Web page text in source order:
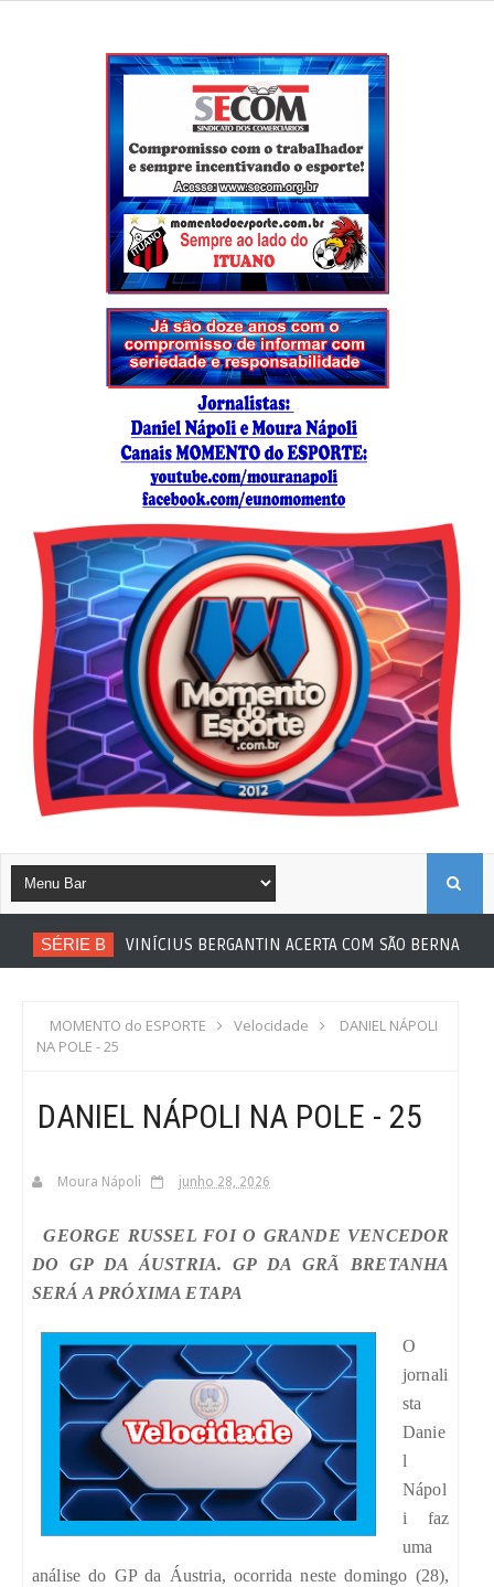
SÉRIE B VINÍCIUS BERGANTIN ACERTA COM SÃO BERNARDO
MOMENTO do ESPORTE Velocidade
DANIEL NÁPOLI
NA POLE - 25
DANIEL NÁPOLI NA POLE - 25
Moura Nápoli junho 28, 2026
GEORGE RUSSEL FOI O GRANDE VENCEDOR
DO GP DA ÁUSTRIA. GP DA GRÃ BRETANHA
SERÁ A PRÓXIMA ETAPA
O
jornali
sta
Danie
l
Nápol
i faz
uma
análise do GP da Áustria, ocorrida neste domingo (28),